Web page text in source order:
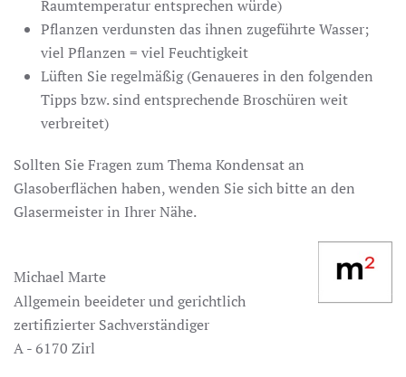
Raumtemperatur entsprechen würde)
Pflanzen verdunsten das ihnen zugeführte Wasser;
viel Pflanzen = viel Feuchtigkeit
Lüften Sie regelmäßig (Genaueres in den folgenden
Tipps bzw. sind entsprechende Broschüren weit
verbreitet)
Sollten Sie Fragen zum Thema Kondensat an
Glasoberflächen haben, wenden Sie sich bitte an den
Glasermeister in Ihrer Nähe.
Michael Marte
Allgemein beeideter und gerichtlich
zertifizierter Sachverständiger
A - 6170 Zirl